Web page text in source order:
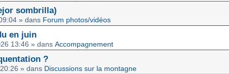
sombrilla)
» dans Forum photos/vidéos
en juin
13:46 » dans Accompagnement
?
» dans Discussions sur la montagne